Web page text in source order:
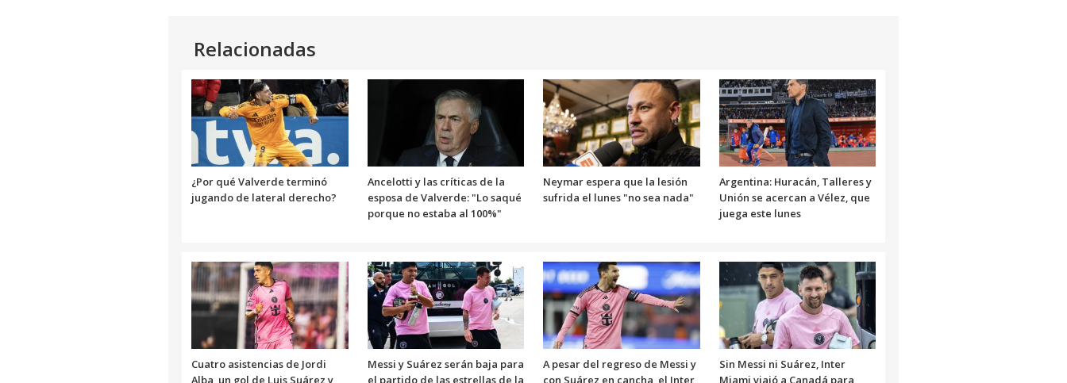
Relacionadas
¿Por qué Valverde terminó
jugando de lateral derecho?
Ancelotti y las críticas de la
esposa de Valverde: "Lo saqué
porque no estaba al 100%"
Neymar espera que la lesión
sufrida el lunes "no sea nada"
Argentina: Huracán, Talleres y
Unión se acercan a Vélez, que
juega este lunes
Cuatro asistencias de Jordi
Alba, un gol de Luis Suárez y
Messi y Suárez serán baja para
el partido de las estrellas de la
A pesar del regreso de Messi y
con Suárez en cancha, el Inter
Sin Messi ni Suárez, Inter
Miami viajó a Canadá para